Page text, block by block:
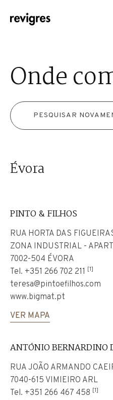
Saltar para o conteúdo principal
Onde
PESQUISAR
Évora
PINTO & FILHOS
RUA HORTA DAS
ZONA INDUSTRIAL -
7002-504 ÉVORA
Tel. +351 266 702 211 [1]
teresa@pintoefilhos.com
www.bigmat.pt
VER MAPA
ANTÓNIO BERNARDINO
RUA JOÃO ARMANDO
7040-615 VIMIEIRO ARL
Tel. +351 266 467 458 [1]